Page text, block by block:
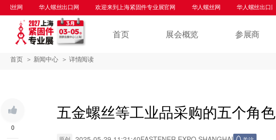
首页 展会概览 参展商
华人螺丝出口网 欢迎来到上海紧固件专业展官网 华人螺丝网 华人螺丝出口网
首页 ＞ 新闻中心 ＞ 详情阅读
0
五金螺丝等工业品采购的五个角色